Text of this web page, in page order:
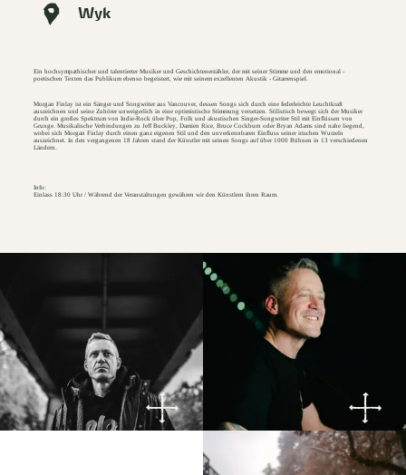
Wyk
Ein hochsympathischer und talentierter Musiker und Geschichtenerzähler, der mit seiner Stimme und den emotional -
poetischen Texten das Publikum ebenso begeistert, wie mit seinem exzellenten Akustik - Gitarrenspiel.
Morgan Finlay ist ein Sänger und Songwriter aus Vancouver, dessen Songs sich durch eine federleichte Leuchtkraft
auszeichnen und seine Zuhörer unweigerlich in eine optimistische Stimmung versetzen. Stilistisch bewegt sich der Musiker
durch ein großes Spektrum von Indie-Rock über Pop, Folk und akustischen Singer-Songwriter Stil mit Einflüssen von
Grunge. Musikalische Verbindungen zu Jeff Buckley, Damien Rice, Bruce Cockburn oder Bryan Adams sind nahe liegend,
wobei sich Morgan Finlay durch einen ganz eigenen Stil und den unverkennbaren Einfluss seiner irischen Wurzeln
auszeichnet. In den vergangenen 18 Jahren stand der Künstler mit seinen Songs auf über 1000 Bühnen in 13 verschiedenen
Ländern.
Info:
Einlass 18:30 Uhr / Während der Veranstaltungen gewähren wir den Künstlern ihren Raum.